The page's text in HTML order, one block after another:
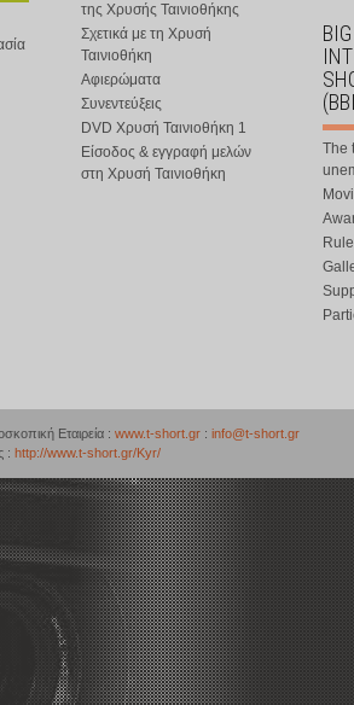
της Χρυσής Ταινιοθήκης
Σχετικά με τη Χρυσή
Ταινιοθήκη
Αφιερώματα
Συνεντεύξεις
DVD Χρυσή Ταινιοθήκη 1
Είσοδος & εγγραφή μελών
στη Χρυσή Ταινιοθήκη
The
Εταιρεία : www.t-short.gr : info@t-short.gr
: http://www.t-short.gr/Kyr/